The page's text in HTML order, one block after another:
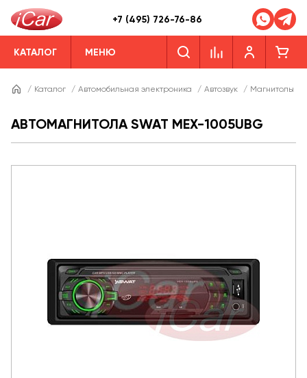
+7 (495) 726-76-86
КАТАЛОГ МЕНЮ
/ Каталог / Автомобильная электроника / Автозвук / Магнитолы
АВТОМАГНИТОЛА SWAT MEX-1005UBG